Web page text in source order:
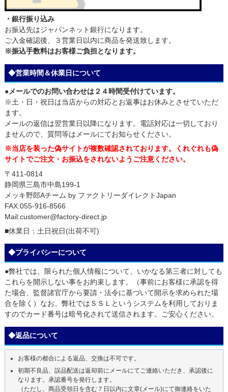
・銀行振り込み
お振込先はジャパンネット銀行になります。
ご入金確認後、３営業日以内に商品を発送致します。
※振込手数料はお客様ご負担となります。
◆営業時間＆休業日について
●メールでのお問い合わせは２４時間受付けています。
※土・日・祝日は当店からの対応とお返事はお休みとさせていただ
ます。
メールの返信は翌営業日以降になります。電話対応は一切しており
ませんので、質問等はメールにてお知らせください。
※当店を装った偽サイトが複数確認されております。くれぐれも偽
サイトでご注文・お振込をされないようご注意ください。
〒411-0814
静岡県三島市中島199-1
メッキ野郎Aチーム by ファクトリーダイレクトJapan
FAX:055-916-8566
Mail:customer@factory-direct.jp
■休業日：土日祝日(出荷不可)
◆プライバシーについて
●弊社では、限られた個人情報について、いかなる第三者に対しても
これらを開示しない事をお約束します。（事前にお客様に承認を得
た場合、監督諸官庁から要請・法令に基づいて開示を求められた場
合を除く）なお、弊社ではＳＳＬというシステムを利用しておりま
すのでカード番号は暗号化されて送信されます。ご安心ください。
◆返品について
お客様の都合による返品、交換は不可です。
初期不良品、誤品配送は返却前にメールにてご連絡いただき、承認後に
なります。承認番号を発行します。
（ただし、商品受領日を含む７日以内に文章(メール)にて御連絡をいた